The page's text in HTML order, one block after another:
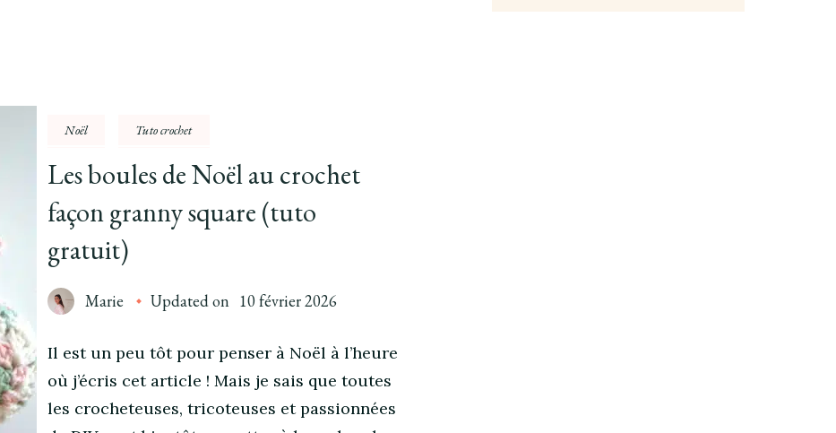
Noël Tuto crochet
Les boules de Noël au crochet
façon granny square (tuto
gratuit)
Marie Updated on 10 février 2026
Il est un peu tôt pour penser à Noël à l’heure
où j’écris cet article ! Mais je sais que toutes
les crocheteuses, tricoteuses et passionnées